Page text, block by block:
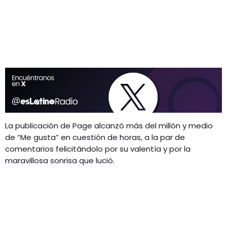
La publicación de Page alcanzó más del millón y medio
de “Me gusta” en cuestión de horas, a la par de
comentarios felicitándolo por su valentía y por la
maravillosa sonrisa que lució.